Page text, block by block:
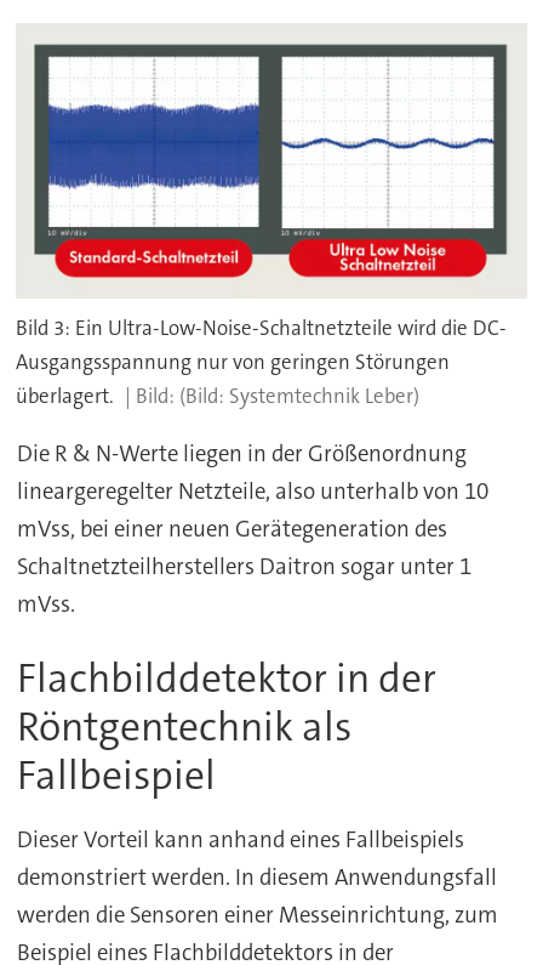
Bild 3: Ein Ultra-Low-Noise-Schaltnetzteile wird die DC-
Ausgangsspannung nur von geringen Störungen
überlagert.
(Bild: Systemtechnik Leber)
Die R & N-Werte liegen in der Größenordnung
lineargeregelter Netzteile, also unterhalb von 10
mVss, bei einer neuen Gerätegeneration des
Schaltnetzteilherstellers Daitron sogar unter 1
mVss.
Flachbilddetektor in der
Röntgentechnik als
Fallbeispiel
Dieser Vorteil kann anhand eines Fallbeispiels
demonstriert werden. In diesem Anwendungsfall
werden die Sensoren einer Messeinrichtung, zum
Beispiel eines Flachbilddetektors in der